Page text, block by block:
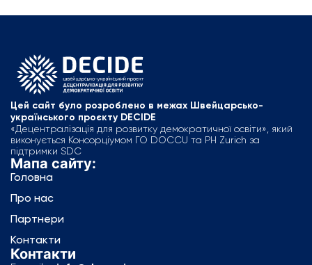
Цей сайт було розроблено в межах Швейцарсько-
українського проєкту DECIDE
«Децентралізація для розвитку демократичної освіти», який
виконується Консорціумом ГО DOCCU та PH Zurich за
підтримки SDC
Мапа сайту:
Головна
Про нас
Партнери
Контакти
Контакти